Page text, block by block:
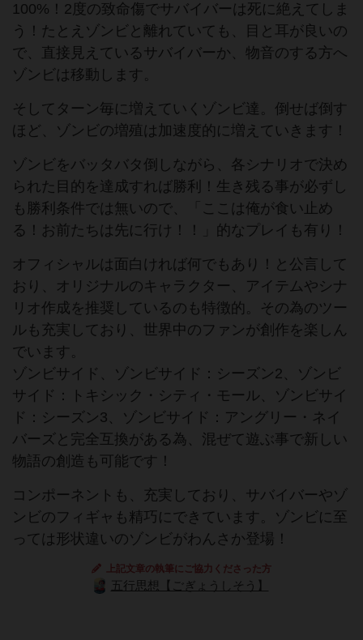
100%！2度の致命傷でサバイバーは死に絶えてしま
う！たとえゾンビと離れていても、目と耳が良いの
で、直接見えているサバイバーか、物音のする方へ
ゾンビは移動します。
そしてターン毎に増えていくゾンビ達。倒せば倒す
ほど、ゾンビの増殖は加速度的に増えていきます！
ゾンビをバッタバタ倒しながら、各シナリオで決め
られた目的を達成すれば勝利！生き残る事が必ずし
も勝利条件では無いので、「ここは俺が食い止め
る！お前たちは先に行け！！」的なプレイも有り！
オフィシャルは面白ければ何でもあり！と公言して
おり、オリジナルのキャラクター、アイテムやシナ
リオ作成を推奨しているのも特徴的。その為のツー
ルも充実しており、世界中のファンが創作を楽しん
でいます。
ゾンビサイド、ゾンビサイド：シーズン2、ゾンビ
サイド：トキシック・シティ・モール、ゾンビサイ
ド：シーズン3、ゾンビサイド：アングリー・ネイ
バーズと完全互換がある為、混ぜて遊ぶ事で新しい
物語の創造も可能です！
コンポーネントも、充実しており、サバイバーやゾ
ンビのフィギャも精巧にできています。ゾンビに至
っては形状違いのゾンビがわんさか登場！
上記文章の執筆にご協力くださった方
五行思想【ごぎょうしそう】